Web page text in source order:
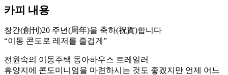
카피 내용
창간(創刊)20 주년(周年)을 축하(祝賀)합니다
“이동 콘도로 레저를 즐겁게”
전원속의 이동주택 동아하우스 트레일러
휴양지에 콘도미니엄을 마련하시는 것도 좋겠지만 언제 어느